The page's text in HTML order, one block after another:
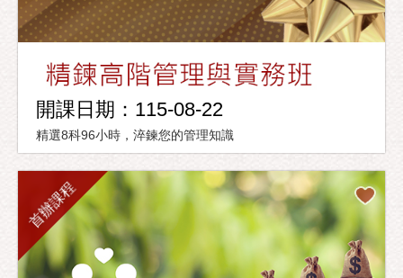
開課日期：115-08-22
精選8科96小時，淬鍊您的管理知識
首辦課程